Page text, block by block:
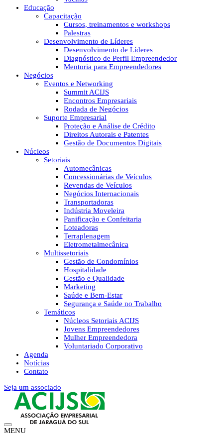
Educação
Capacitação
Cursos, treinamentos e workshops
Palestras
Desenvolvimento de Líderes
Desenvolvimento de Líderes
Diagnóstico de Perfil Empreendedor
Mentoria para Empreendedores
Negócios
Eventos e Networking
Summit ACIJS
Encontros Empresariais
Rodada de Negócios
Suporte Empresarial
Proteção e Análise de Crédito
Direitos Autorais e Patentes
Gestão de Documentos Digitais
Núcleos
Setoriais
Automecânicas
Concessionárias de Veículos
Revendas de Veículos
Negócios Internacionais
Transportadoras
Indústria Moveleira
Panificação e Confeitaria
Loteadoras
Terraplenagem
Eletrometalmecânica
Multissetoriais
Gestão de Condomínios
Hospitalidade
Gestão e Qualidade
Marketing
Saúde e Bem-Estar
Segurança e Saúde no Trabalho
Temáticos
Núcleos Setoriais ACIJS
Jovens Empreendedores
Mulher Empreendedora
Voluntariado Corporativo
Agenda
Notícias
Contato
Seja um associado
MENU